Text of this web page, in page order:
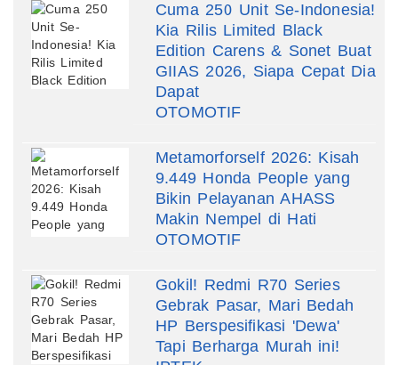
Cuma 250 Unit Se-Indonesia!
Kia Rilis Limited Black
Edition Carens & Sonet Buat
GIIAS 2026, Siapa Cepat Dia
Dapat
OTOMOTIF
Metamorforself 2026: Kisah
9.449 Honda People yang
Bikin Pelayanan AHASS
Makin Nempel di Hati
OTOMOTIF
Gokil! Redmi R70 Series
Gebrak Pasar, Mari Bedah
HP Berspesifikasi 'Dewa'
Tapi Berharga Murah ini!